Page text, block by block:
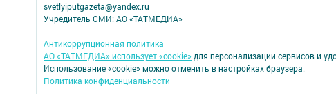
svetlyiputgazeta@yandex.ru
Учредитель СМИ: АО «ТАТМЕДИА»
Антикоррупционная политика
АО «ТАТМЕДИА» использует «cookie» для персонализации сервисов и
Использование «cookie» можно отменить в настройках браузера.
Политика конфиденциальности